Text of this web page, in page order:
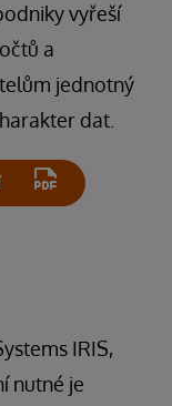
vyřeší
a
jednotný
dat.
IRIS,
nutné je